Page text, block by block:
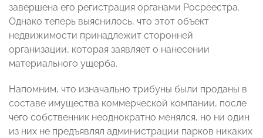
завершена его регистрация органами Росреестра.
Однако теперь выяснилось, что этот объект
недвижимости принадлежит сторонней
организации, которая заявляет о нанесении
материального ущерба.
Напомним, что изначально трибуны были проданы в
составе имущества коммерческой компании, после
чего собственник неоднократно менялся, но ни один
из них не предъявлял администрации парков никаких